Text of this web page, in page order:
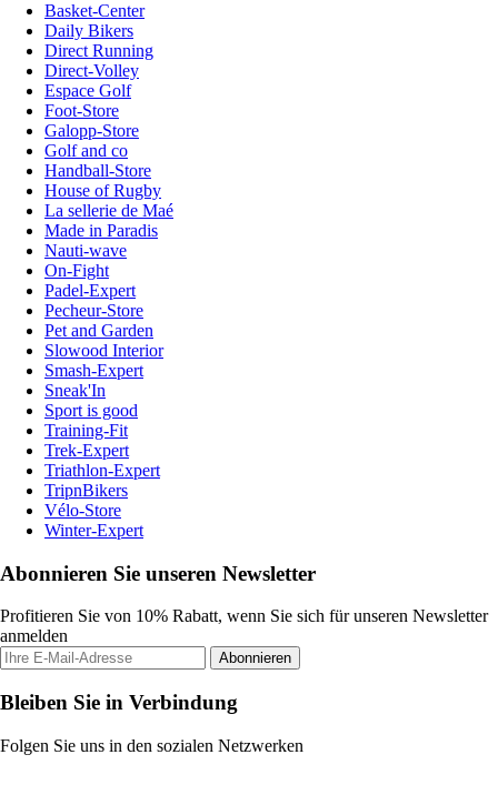
Basket-Center
Daily Bikers
Direct Running
Direct-Volley
Espace Golf
Foot-Store
Galopp-Store
Golf and co
Handball-Store
House of Rugby
La sellerie de Maé
Made in Paradis
Nauti-wave
On-Fight
Padel-Expert
Pecheur-Store
Pet and Garden
Slowood Interior
Smash-Expert
Sneak'In
Sport is good
Training-Fit
Trek-Expert
Triathlon-Expert
TripnBikers
Vélo-Store
Winter-Expert
Abonnieren Sie unseren Newsletter
Profitieren Sie von 10% Rabatt, wenn Sie sich für unseren Newsletter
anmelden
Abonnieren
Bleiben Sie in Verbindung
Folgen Sie uns in den sozialen Netzwerken